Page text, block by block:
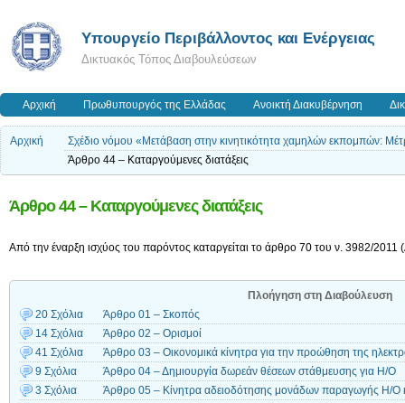
Yπουργείο Περιβάλλοντος και Ενέργειας
Δικτυακός Τόπος Διαβουλεύσεων
Αρχική Πρωθυπουργός της Ελλάδας Ανοικτή Διακυβέρνηση
Αρχική
Σχέδιο νόμου «Μετάβαση στην κινητικότητα χαμηλών εκπομπών:
Άρθρο 44 – Καταργούμενες διατάξεις
Άρθρο 44 – Καταργούμενες διατάξεις
Από την έναρξη ισχύος του παρόντος καταργείται το άρθρο 70 του ν. 3982/2011
Πλοήγηση στη Διαβούλευση
20 Σχόλια
Άρθρο 01 – Σκοπός
14 Σχόλια
Άρθρο 02 – Ορισμοί
41 Σχόλια
Άρθρο 03 – Οικονομικά κίνητρα για την προώθηση της
9 Σχόλια
Άρθρο 04 – Δημιουργία δωρεάν θέσεων στάθμευσης για Η/Ο
3 Σχόλια
Άρθρο 05 – Κίνητρα αδειοδότησης μονάδων παραγωγής Η/Ο